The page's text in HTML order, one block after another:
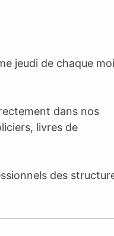
jeudi de chaque
dans nos
livres de
des